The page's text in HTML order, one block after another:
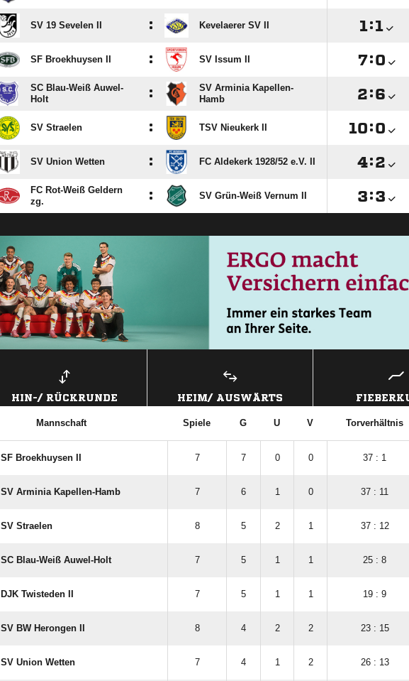
SV 19 Sevelen II : Kevelaerer SV II :
SF Broekhuysen II : SV Issum II :
SC Blau-Weiß Auwel-
Holt
:
SV Arminia Kapellen-
Hamb
:
SV Straelen : TSV Nieukerk II :
SV Union Wetten : FC Aldekerk 1928/​52 e.V. II :
FC Rot-Weiß Geldern
zg.
: SV Grün-Weiß Vernum II :
HIN-/ RÜCKRUNDE HEIM/ AUSWÄRTS
Mannschaft Spiele G U V Torverhältnis
SF Broekhuysen II 7 7 0 0 37 : 1
SV Arminia Kapellen-Hamb 7 6 1 0 37 : 11
SV Straelen 8 5 2 1 37 : 12
SC Blau-Weiß Auwel-Holt 7 5 1 1 25 : 8
DJK Twisteden II 7 5 1 1 19 : 9
SV BW Herongen II 8 4 2 2 23 : 15
SV Union Wetten 7 4 1 2 26 : 13